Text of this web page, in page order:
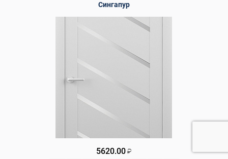
Сингапур
5620.00 ₽